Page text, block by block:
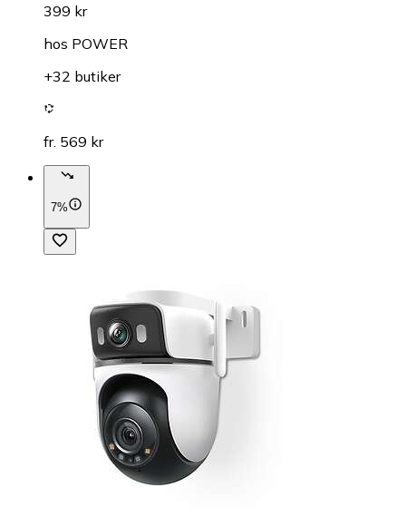
399 kr
hos POWER
+32 butiker
fr. 569 kr
7%